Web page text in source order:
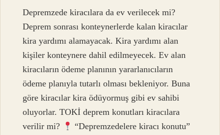
Depremzede kiracılara da ev verilecek mi?
Deprem sonrası konteynerlerde kalan kiracılar
kira yardımı alamayacak. Kira yardımı alan
kişiler konteynere dahil edilmeyecek. Ev alan
kiracıların ödeme planının yararlanıcıların
ödeme planıyla tutarlı olması bekleniyor. Buna
göre kiracılar kira ödüyormuş gibi ev sahibi
oluyorlar. TOKİ deprem konutları kiracılara
verilir mi?
“Depremzedelere kiracı konutu”